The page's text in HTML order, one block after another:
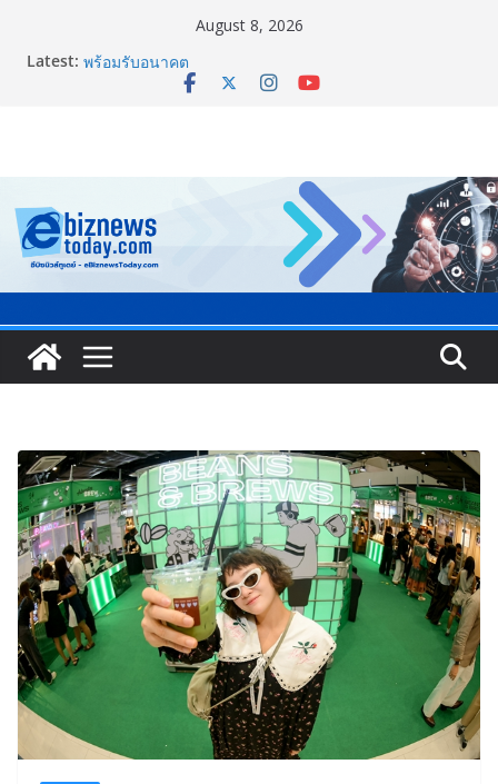
August 8, 2026
Latest: Guangzhou Yinghao School เผยวิสัยทัศน์การศึกษาที่
พร้อมรับอนาคต
วัยอันควร ทำสูญเสียทางเศรษฐกิจมหาศาล 1.6 ล้านล้าน
ภาครัฐ-เอกชนจับมือสัมมนาใหญ่ ยกระดับอุตสาหกรรมเซ
รามิกไทยสู่สากล พร้อมชวนผู้ประกอบไทยร่วมงาน
“Ceramics Vietnam & Stone Vietnam 2026”
อลิอันซ์ อยุธยา ส่งเสริมคนไทยเตรียมพร้อมรับมือวิกฤต
นิทรรศการยกระดับ…ความเป็นห่วง” ในงาน Hug
HeartYai